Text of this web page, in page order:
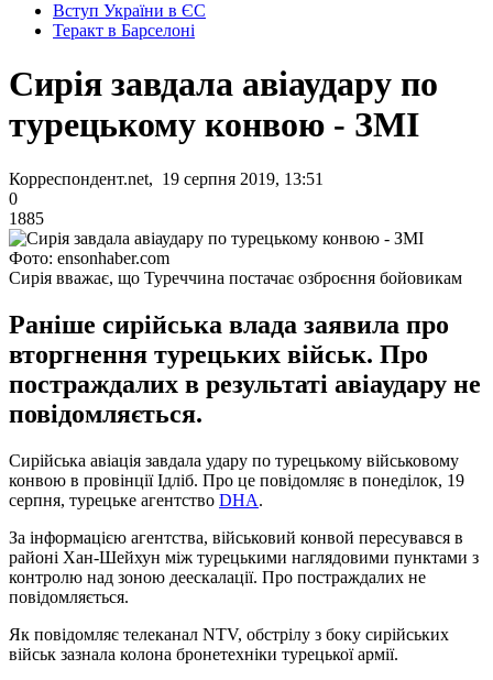
Вступ України в ЄС
Теракт в Барселоні
Сирія завдала авіаудару по
турецькому конвою - ЗМІ
Корреспондент.net, 19 серпня 2019, 13:51
0
1885
Фото: ensonhaber.com
Сирія вважає, що Туреччина постачає озброєння бойовикам
Раніше сирійська влада заявила про
вторгнення турецьких військ. Про
постраждалих в результаті авіаудару не
повідомляється.
Сирійська авіація завдала удару по турецькому військовому
конвою в провінції Ідліб. Про це повідомляє в понеділок, 19
серпня, турецьке агентство DHA.
За інформацією агентства, військовий конвой пересувався в
районі Хан-Шейхун між турецькими наглядовими пунктами з
контролю над зоною деескалації. Про постраждалих не
повідомляється.
Як повідомляє телеканал NTV, обстрілу з боку сирійських
військ зазнала колона бронетехніки турецької армії.